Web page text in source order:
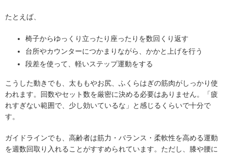
たとえば、
椅子からゆっくり立ったり座ったりを数回くり返す
台所やカウンターにつかまりながら、かかと上げを行う
段差を使って、軽いステップ運動をする
こうした動きでも、太ももやお尻、ふくらはぎの筋肉がしっかり使
われます。回数やセット数を厳密に決める必要はありません。「疲
れすぎない範囲で、少し効いているな」と感じるくらいで十分で
す。
ガイドラインでも、高齢者は筋力・バランス・柔軟性を高める運動
を週数回取り入れることがすすめられています。ただし、膝や腰に